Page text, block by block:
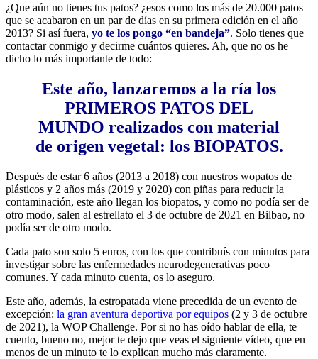
¿Que aún no tienes tus patos? ¿esos como los más de 20.000 patos
que se acabaron en un par de días en su primera edición en el año
2013? Si así fuera, yo te los pongo “en bandeja”. Solo tienes que
contactar conmigo y decirme cuántos quieres. Ah, que no os he
dicho lo más importante de todo:
Este año, lanzaremos a la ría los
PRIMEROS PATOS DEL
MUNDO realizados con material
de origen vegetal: los BIOPATOS.
Después de estar 6 años (2013 a 2018) con nuestros wopatos de
plásticos y 2 años más (2019 y 2020) con piñas para reducir la
contaminación, este año llegan los biopatos, y como no podía ser de
otro modo, salen al estrellato el 3 de octubre de 2021 en Bilbao, no
podía ser de otro modo.
Cada pato son solo 5 euros, con los que contribuís con minutos para
investigar sobre las enfermedades neurodegenerativas poco
comunes. Y cada minuto cuenta, os lo aseguro.
Este año, además, la estropatada viene precedida de un evento de
excepción: la gran aventura deportiva por equipos (2 y 3 de octubre
de 2021), la WOP Challenge. Por si no has oído hablar de ella, te
cuento, bueno no, mejor te dejo que veas el siguiente vídeo, que en
menos de un minuto te lo explican mucho más claramente.